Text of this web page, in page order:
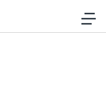
contenido